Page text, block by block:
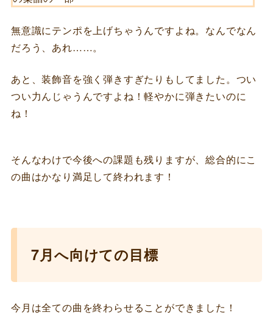
無意識にテンポを上げちゃうんですよね。なんでなん
だろう、あれ……。
あと、装飾音を強く弾きすぎたりもしてました。つい
つい力んじゃうんですよね！軽やかに弾きたいのに
ね！
そんなわけで今後への課題も残りますが、総合的にこ
の曲はかなり満足して終われます！
7月へ向けての目標
今月は全ての曲を終わらせることができました！